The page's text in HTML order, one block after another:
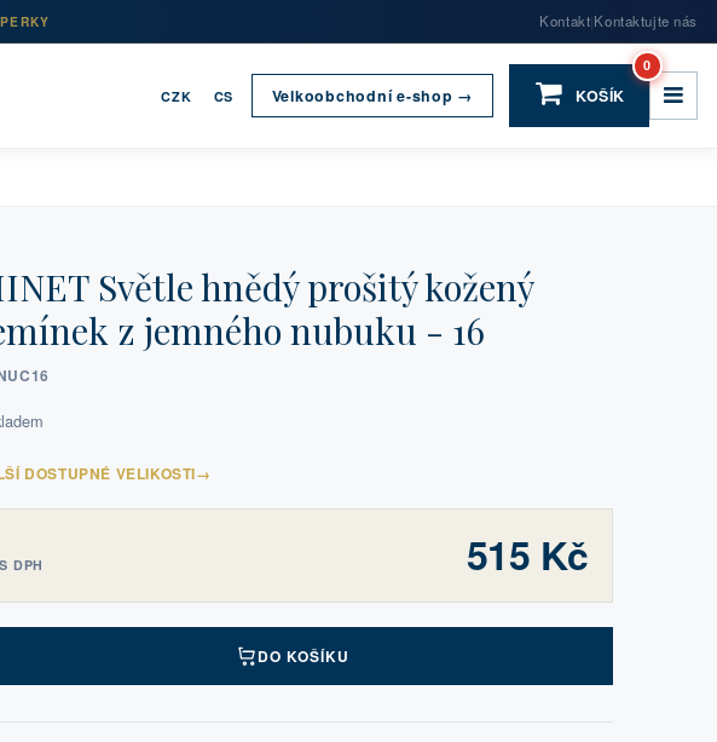
Kontakt|Kontaktujte nás
CZK CS Velkoobchodní e-shop → KOŠÍK
0
Světle hnědý prošitý kožený
z jemného nubuku - 16
DOSTUPNÉ VELIKOSTI→
S DPH 515 Kč
DO KOŠÍKU